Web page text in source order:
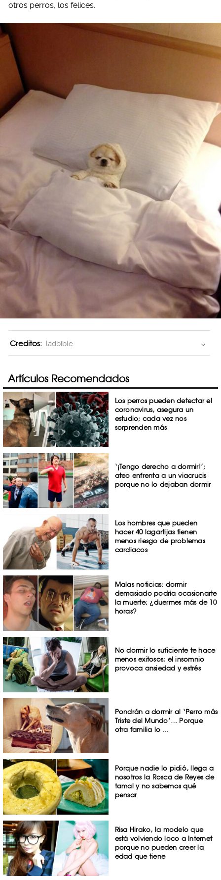
otros perros, los felices.
Creditos: ladbible
Artículos Recomendados
Los perros pueden detectar el
coronavirus, asegura un
estudio; cada vez nos
sorprenden más
‘¡Tengo derecho a dormir!’;
ateo enfrenta a un viacrucis
porque no lo dejaban dormir
Los hombres que pueden
hacer 40 lagartijas tienen
menos riesgo de problemas
cardiacos
Malas noticias: dormir
demasiado podría ocasionarte
la muerte; ¿duermes más de 10
horas?
No dormir lo suficiente te hace
menos exitosos; el insomnio
provoca ansiedad y estrés
Pondrán a dormir al ‘Perro más
Triste del Mundo’… Porque
otra familia lo ...
Porque nadie lo pidió, llega a
nosotros la Rosca de Reyes de
tamal y no sabemos qué
pensar
Risa Hirako, la modelo que
está volviendo loco a Internet
porque no pueden creer la
edad que tiene